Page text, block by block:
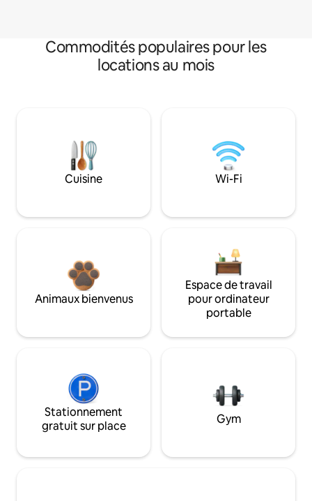
Commodités populaires pour les
locations au mois
Cuisine Wi-Fi
Animaux bienvenus
Espace de travail
pour ordinateur
portable
Stationnement
gratuit sur place
Gym